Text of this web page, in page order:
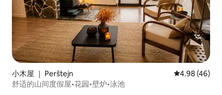
小木屋 ｜ Perštejn 平均评分
4.98 (46)
舒适的山间度假屋•花园•壁炉•泳池